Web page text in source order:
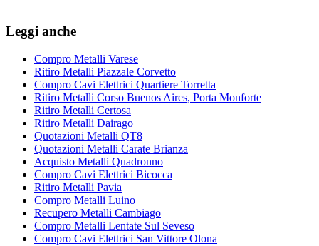
Leggi anche
Compro Metalli Varese
Ritiro Metalli ​Piazzale ​Corvetto
Compro Cavi Elettrici Quartiere Torretta
Ritiro Metalli ​Corso Buenos Aires,​ Porta Monforte
Ritiro Metalli Certosa
Ritiro Metalli Dairago
Quotazioni Metalli QT8
Quotazioni Metalli Carate Brianza
Acquisto Metalli Quadronno
Compro Cavi Elettrici Bicocca
Ritiro Metalli Pavia
Compro Metalli Luino
Recupero Metalli Cambiago
Compro Metalli Lentate Sul Seveso
Compro Cavi Elettrici San Vittore Olona